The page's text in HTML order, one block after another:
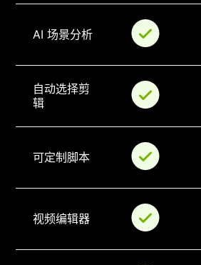
AI 场景分析
自动选择剪
辑
可定制脚本
视频编辑器